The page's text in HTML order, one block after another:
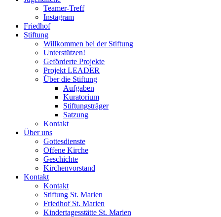
Teamer-Treff
Instagram
Friedhof
Stiftung
Willkommen bei der Stiftung
Unterstützen!
Geförderte Projekte
Projekt LEADER
Über die Stiftung
Aufgaben
Kuratorium
Stiftungsträger
Satzung
Kontakt
Über uns
Gottesdienste
Offene Kirche
Geschichte
Kirchenvorstand
Kontakt
Kontakt
Stiftung St. Marien
Friedhof St. Marien
Kindertagesstätte St. Marien